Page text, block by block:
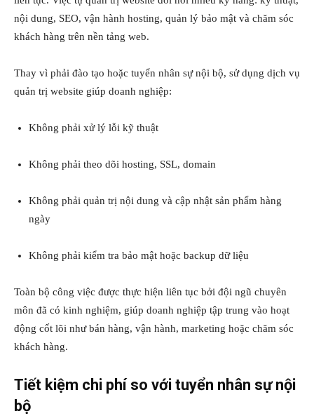
nội dung, SEO, vận hành hosting, quản lý bảo mật và chăm sóc
khách hàng trên nền tảng web.
Thay vì phải đào tạo hoặc tuyển nhân sự nội bộ, sử dụng dịch vụ
quản trị website giúp doanh nghiệp:
Không phải xử lý lỗi kỹ thuật
Không phải theo dõi hosting, SSL, domain
Không phải quản trị nội dung và cập nhật sản phẩm hàng
ngày
Không phải kiểm tra bảo mật hoặc backup dữ liệu
Toàn bộ công việc được thực hiện liên tục bởi đội ngũ chuyên
môn đã có kinh nghiệm, giúp doanh nghiệp tập trung vào hoạt
động cốt lõi như bán hàng, vận hành, marketing hoặc chăm sóc
khách hàng.
Tiết kiệm chi phí so với tuyển nhân sự nội
bộ